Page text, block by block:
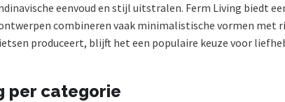
eenvoud en stijl uitstralen. Ferm Living biedt
combineren vaak minimalistische vormen
produceert, blijft het een populaire keuze voor
per categorie